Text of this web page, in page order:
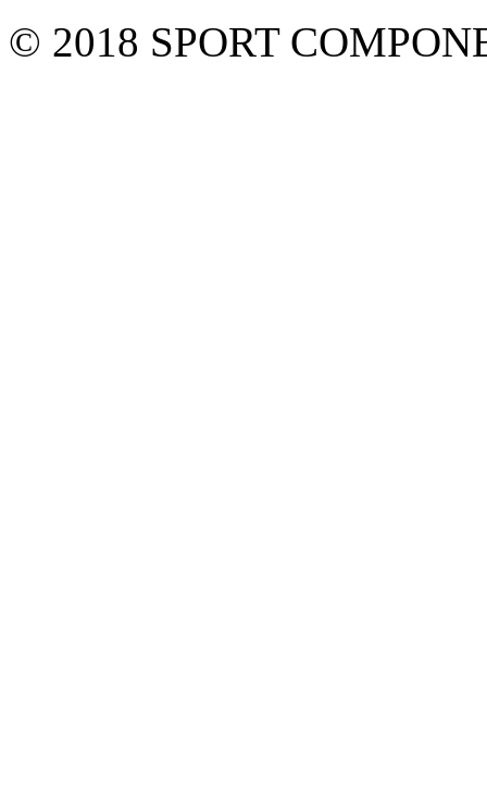
© 2018 SPORT